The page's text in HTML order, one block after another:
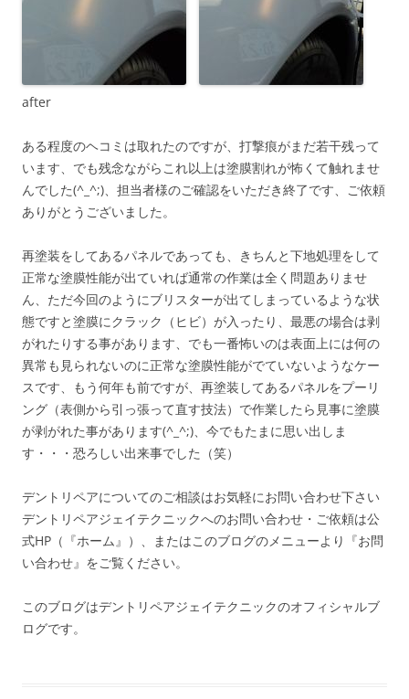
after
ある程度のヘコミは取れたのですが、打撃痕がまだ若干残って
います、でも残念ながらこれ以上は塗膜割れが怖くて触れませ
んでした(^_^;)、担当者様のご確認をいただき終了です、ご依頼
ありがとうございました。
再塗装をしてあるパネルであっても、きちんと下地処理をして
正常な塗膜性能が出ていれば通常の作業は全く問題ありませ
ん、ただ今回のようにブリスターが出てしまっているような状
態ですと塗膜にクラック（ヒビ）が入ったり、最悪の場合は剥
がれたりする事があります、でも一番怖いのは表面上には何の
異常も見られないのに正常な塗膜性能がでていないようなケー
スです、もう何年も前ですが、再塗装してあるパネルをプーリ
ング（表側から引っ張って直す技法）で作業したら見事に塗膜
が剥がれた事があります(^_^;)、今でもたまに思い出しま
す・・・恐ろしい出来事でした（笑）
デントリペアについてのご相談はお気軽にお問い合わせ下さい
デントリペアジェイテクニックへのお問い合わせ・ご依頼は公
式HP（『ホーム』）、またはこのブログのメニューより『お問
い合わせ』をご覧ください。
このブログはデントリペアジェイテクニックのオフィシャルブ
ログです。